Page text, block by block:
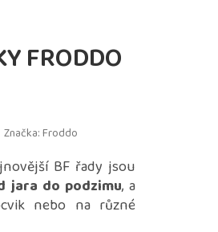
FRODDO
Značka:Froddo
BF řady jsou
jara do podzimu, a
nebo na různé